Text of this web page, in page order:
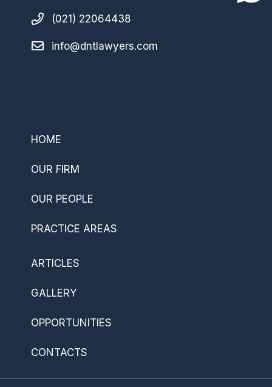
(021) 22064438
info@dntlawyers.com
HOME
OUR FIRM
OUR PEOPLE
PRACTICE AREAS
ARTICLES
GALLERY
OPPORTUNITIES
CONTACTS